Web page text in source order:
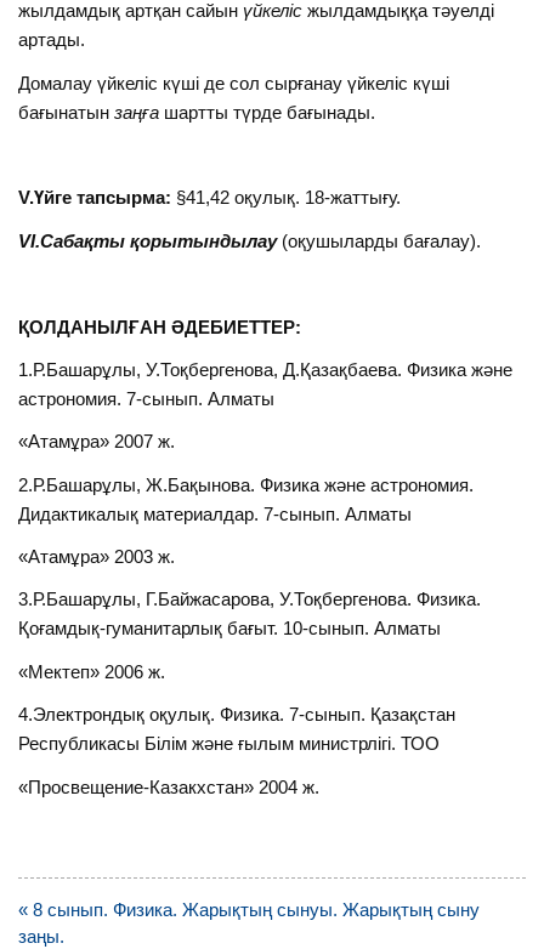
жылдамдық артқан сайын үйкеліс жылдамдыққа тәуелді
артады.
Домалау үйкеліс күші де сол сырғанау үйкеліс күші
бағынатынзаңға шартты түрде бағынады.
V.Үйге тапсырма: §41,42 оқулық. 18-жаттығу.
VI.Сабақты қорытындылау(оқушыларды бағалау).
ҚОЛДАНЫЛҒАН ӘДЕБИЕТТЕР:
1.Р.Башарұлы, У.Тоқбергенова, Д.Қазақбаева. Физика және
астрономия. 7-сынып. Алматы
«Атамұра» 2007 ж.
2.Р.Башарұлы, Ж.Бақынова. Физика және астрономия.
Дидактикалық материалдар. 7-сынып. Алматы
«Атамұра» 2003 ж.
3.Р.Башарұлы, Г.Байжасарова, У.Тоқбергенова. Физика.
Қоғамдық-гуманитарлық бағыт. 10-сынып. Алматы
«Мектеп» 2006 ж.
4.Электрондық оқулық. Физика. 7-сынып. Қазақстан
Республикасы Білім және ғылым министрлігі. ТОО
«Просвещение-Казакхстан» 2004 ж.
Навигация
по
« 8 сынып. Физика. Жарықтың сынуы. Жарықтың сыну
заңы.